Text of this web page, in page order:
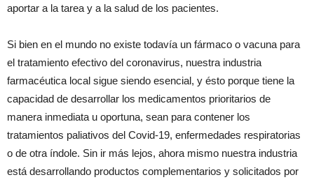
aportar a la tarea y a la salud de los pacientes.
Si bien en el mundo no existe todavía un fármaco o vacuna para
el tratamiento efectivo del coronavirus, nuestra industria
farmacéutica local sigue siendo esencial, y ésto porque tiene la
capacidad de desarrollar los medicamentos prioritarios de
manera inmediata u oportuna, sean para contener los
tratamientos paliativos del Covid-19, enfermedades respiratorias
o de otra índole. Sin ir más lejos, ahora mismo nuestra industria
está desarrollando productos complementarios y solicitados por